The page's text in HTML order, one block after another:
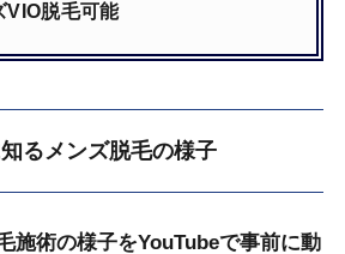
VIO脱毛可能
るメンズ脱毛の様子
施術の様子をYouTubeで事前に動